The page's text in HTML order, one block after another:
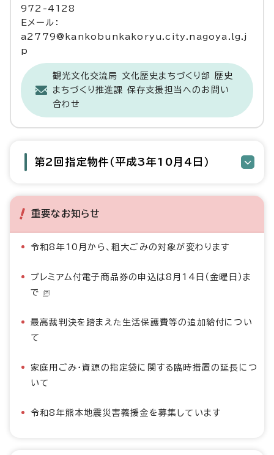
972-4128
Eメール：
a2779@kankobunkakoryu.city.nagoya.lg.j
p
観光文化交流局 文化歴史まちづくり部 歴史
まちづくり推進課 保存支援担当へのお問い
合わせ
第2回指定物件（平成3年10月4日）
重要なお知らせ
令和8年10月から、粗大ごみの対象が変わります
プレミアム付電子商品券の申込は8月14日（金曜日）ま
で
最高裁判決を踏まえた生活保護費等の追加給付につい
て
家庭用ごみ・資源の指定袋に関する臨時措置の延長につ
いて
令和8年熊本地震災害義援金を募集しています